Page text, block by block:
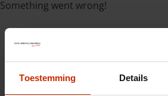
Toestemming Details
Something went wrong!